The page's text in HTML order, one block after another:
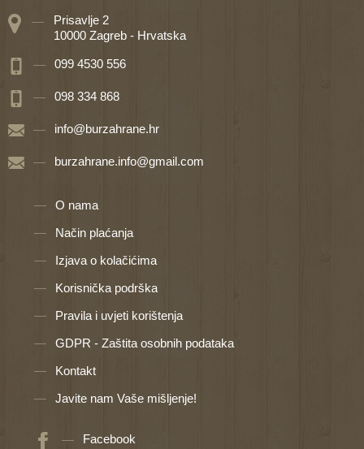
Prisavlje 2
10000 Zagreb - Hrvatska
099 4530 556
098 334 868
info@burzahrane.hr
burzahrane.info@gmail.com
O nama
Način plaćanja
Izjava o kolačićima
Korisnička podrška
Pravila i uvjeti korištenja
GDPR - Zaštita osobnih podataka
Kontakt
Javite nam Vaše mišljenje!
Facebook